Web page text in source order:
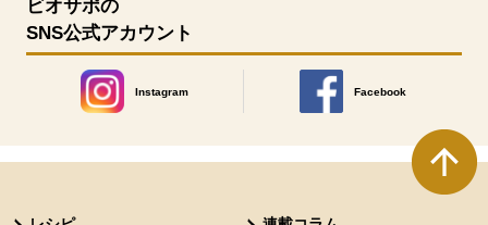
ビオサポの
SNS公式アカウント
Instagram
別のウィンドウで開きます。
Facebook
別のウィンドウで開きます